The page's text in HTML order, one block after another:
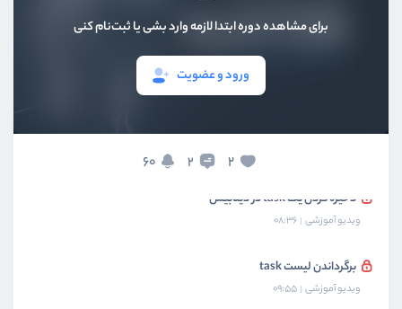
برای مشاهده دوره ابتدا لازمه وارد بشی یا ثبت‌نام کنی
ورود و عضویت
2
2
60
نصب و راه اندازی کردن sqlite
ساخت کلاس ارتباط با sqlite
ذخیره کردن یک task در دیتابیس
ویدیو آموزشی 08:36
برگرداندن لیست task
ویدیو آموزشی 09:55